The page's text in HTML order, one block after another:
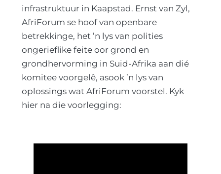
infrastruktuur in Kaapstad. Ernst van Zyl,
AfriForum se hoof van openbare
betrekkinge, het ’n lys van polities
ongerieflike feite oor grond en
grondhervorming in Suid-Afrika aan dié
komitee voorgelê, asook ’n lys van
oplossings wat AfriForum voorstel. Kyk
hier na die voorlegging: